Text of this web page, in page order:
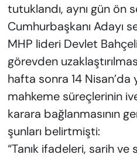
tutuklandı, aynı gün ön
Cumhurbaşkanı Adayı
MHP lideri Devlet
görevden
hafta sonra 14 Nisan’da
mahkeme süreçlerinin
karara bağlanmasının
şunları belirtmişti:
“Tanık ifadeleri, sarih